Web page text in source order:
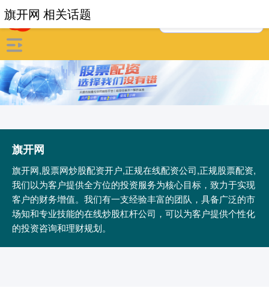
旗开网
旗开网,股票网炒股配资开户,正规在线配资公司,正规股票配资,
我们以为客户提供全方位的投资服务为核心目标，致力于实现
客户的财务增值。我们有一支经验丰富的团队，具备广泛的市
场知和专业技能的在线炒股杠杆公司，可以为客户提供个性化
的投资咨询和理财规划。
旗开网 相关话题